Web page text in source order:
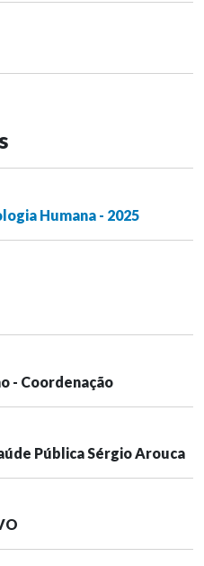
Humana - 2025
- Coordenação
Pública Sérgio Arouca